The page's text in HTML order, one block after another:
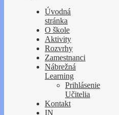
Úvodná
stránka
O škole
Aktivity
Rozvrhy
Zamestnanci
Nábrežná
Learning
Prihlásenie
Učitelia
Kontakt
IN